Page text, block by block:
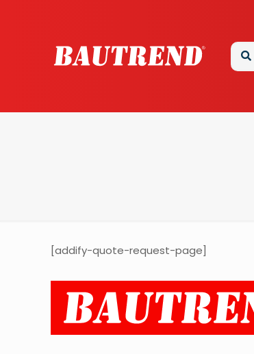
[addify-quote-request-page]